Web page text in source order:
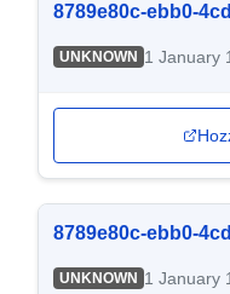
8789e80c-ebb0-
UNKNOWN 1 January
8789e80c-ebb0-
UNKNOWN 1 January